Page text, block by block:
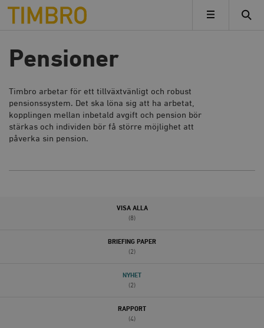
Timbro
MENY
Pensioner
Timbro arbetar för ett tillväxtvänligt och robust
pensionssystem. Det ska löna sig att ha arbetat,
kopplingen mellan inbetald avgift och pension bör
stärkas och individen bör få större möjlighet att
påverka sin pension.
VISA ALLA
(8)
BRIEFING PAPER
(2)
NYHET
(2)
RAPPORT
(4)